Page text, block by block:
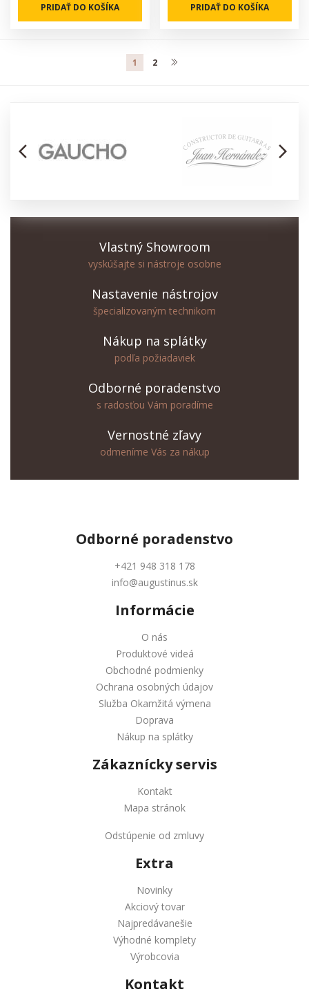
PRIDAŤ DO KOŠÍKA PRIDAŤ DO KOŠÍKA
1 2
arrow_back_ios arrow_forward_ios
Vlastný Showroom
vyskúšajte si nástroje osobne
Nastavenie nástrojov
špecializovaným technikom
Nákup na splátky
podľa požiadaviek
Odborné poradenstvo
s radosťou Vám poradíme
Vernostné zľavy
odmeníme Vás za nákup
Odborné poradenstvo
+421 948 318 178
info@augustinus.sk
Informácie
O nás
Produktové videá
Obchodné podmienky
Ochrana osobných údajov
Služba Okamžitá výmena
Doprava
Nákup na splátky
Zákaznícky servis
Kontakt
Mapa stránok
Odstúpenie od zmluvy
Extra
Novinky
Akciový tovar
Najpredávanešie
Výhodné komplety
Výrobcovia
Kontakt